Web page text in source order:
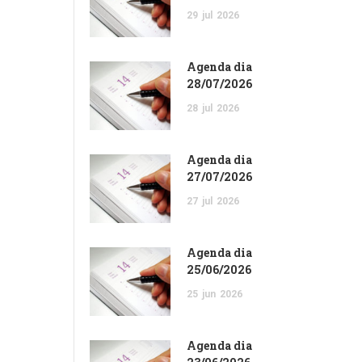
29 jul 2026
Agenda dia
28/07/2026
28 jul 2026
Agenda dia
27/07/2026
27 jul 2026
Agenda dia
25/06/2026
25 jun 2026
Agenda dia